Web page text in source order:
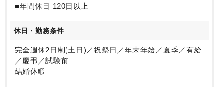
■年間休日 120日以上
休日・勤務条件
完全週休2日制(土日)／祝祭日／年末年始／夏季／有給
／慶弔／試験前
結婚休暇